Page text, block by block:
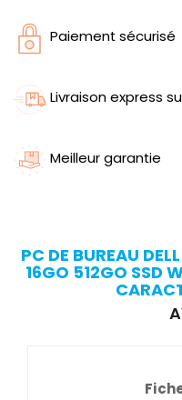
Paiement sécurisé
Livraison express
Meilleur garantie
PC DE BUREAU
16GO 512GO SSD